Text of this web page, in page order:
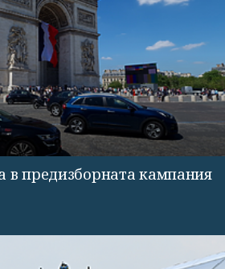
в предизборната кампания